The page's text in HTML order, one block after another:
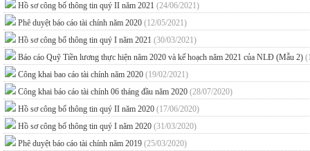
Hồ sơ công bố thông tin quý II năm 2021 (24/06/2021)
Phê duyệt báo cáo tài chính năm 2020 (12/05/2021)
Hồ sơ công bố thông tin quý I năm 2021 (30/03/2021)
Báo cáo Quỹ Tiền lương thực hiện năm 2020 và kế hoạch năm 2021 của NLĐ (Mẫu 2)
Công khai bao cáo tài chính năm 2020 (19/02/2021)
Công khai báo cáo tài chính 06 tháng đầu năm 2020 (28/07/2020)
Hồ sơ công bố thông tin quý II năm 2020 (17/06/2020)
Hồ sơ công bố thông tin quý I năm 2020 (31/03/2020)
Phê duyệt báo cáo tài chính năm 2019 (25/03/2020)